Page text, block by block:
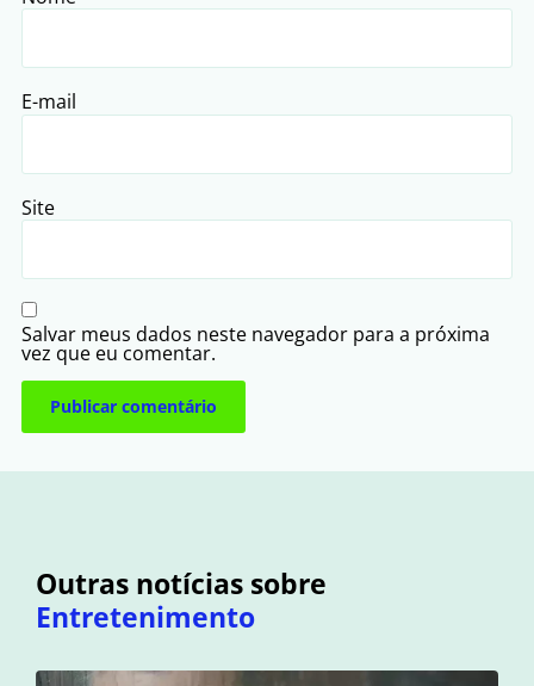
E-mail
Site
Salvar meus dados neste navegador para a próxima
vez que eu comentar.
Outras notícias sobre
Entretenimento